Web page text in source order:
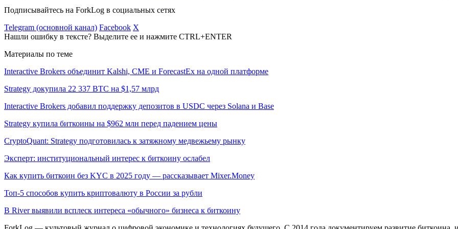
Подписывайтесь на ForkLog в социальных сетях
Telegram (основной канал) Facebook X
Нашли ошибку в тексте? Выделите ее и нажмите CTRL+ENTER
Материалы по теме
Interactive Brokers объединит Kalshi, CME и ForecastEx на одной платформе
Strategy докупила 22 337 BTC на $1,57 млрд
Interactive Brokers добавил поддержку депозитов в USDC через Solana и Base
Strategy купила биткоины на $962 млн перед падением цены
CryptoQuant: Strategy подготовилась к затяжному медвежьему рынку
Эксперт: институциональный интерес к биткоину ослабел
Как купить биткоин без KYC в 2025 году — рассказывает Mixer.Money
Топ-5 способов купить криптовалюту в России за рубли
В River выявили всплеск интереса «обычного» бизнеса к биткоину